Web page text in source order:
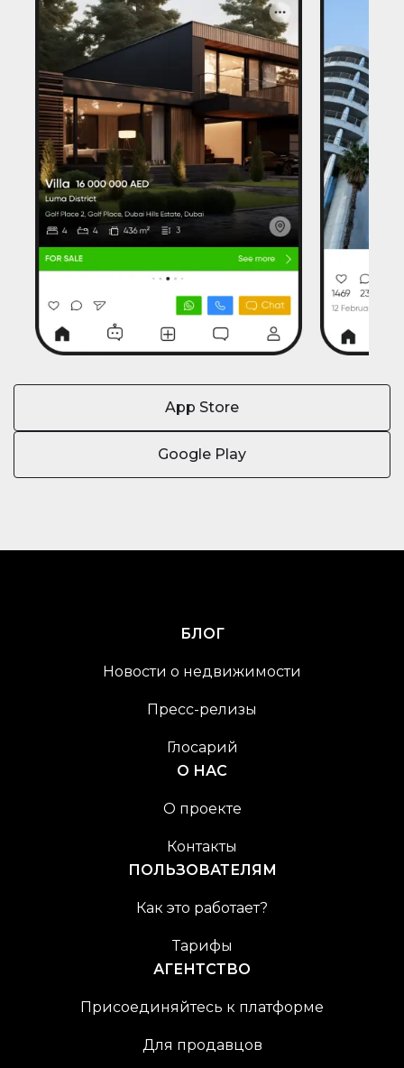
App Store
Google Play
БЛОГ
Новости о недвижимости
Пресс-релизы
Глосарий
О НАС
О проекте
Контакты
ПОЛЬЗОВАТЕЛЯМ
Как это работает?
Тарифы
АГЕНТСТВО
Присоединяйтесь к платформе
Для продавцов